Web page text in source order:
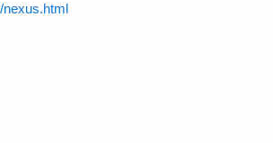
nexus.html